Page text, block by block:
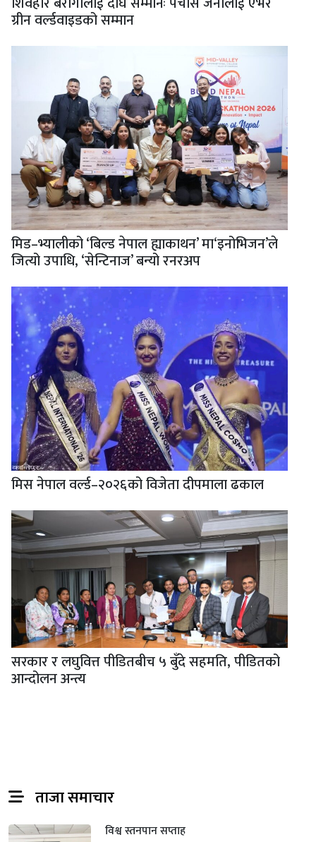
ग्रीन वर्ल्डवाइडको सम्मान
मिड–भ्यालीको ‘बिल्ड नेपाल ह्याकाथन’ मा‘इनोभिजन’ले
जित्यो उपाधि, ‘सेन्टिनाज’ बन्यो रनरअप
मिस नेपाल वर्ल्ड–२०२६को विजेता दीपमाला ढकाल
सरकार र लघुवित्त पीडितबीच ५ बुँदे सहमति, पीडितको
आन्दोलन अन्त्य
ताजा समाचार
विश्व स्तनपान सप्ताह